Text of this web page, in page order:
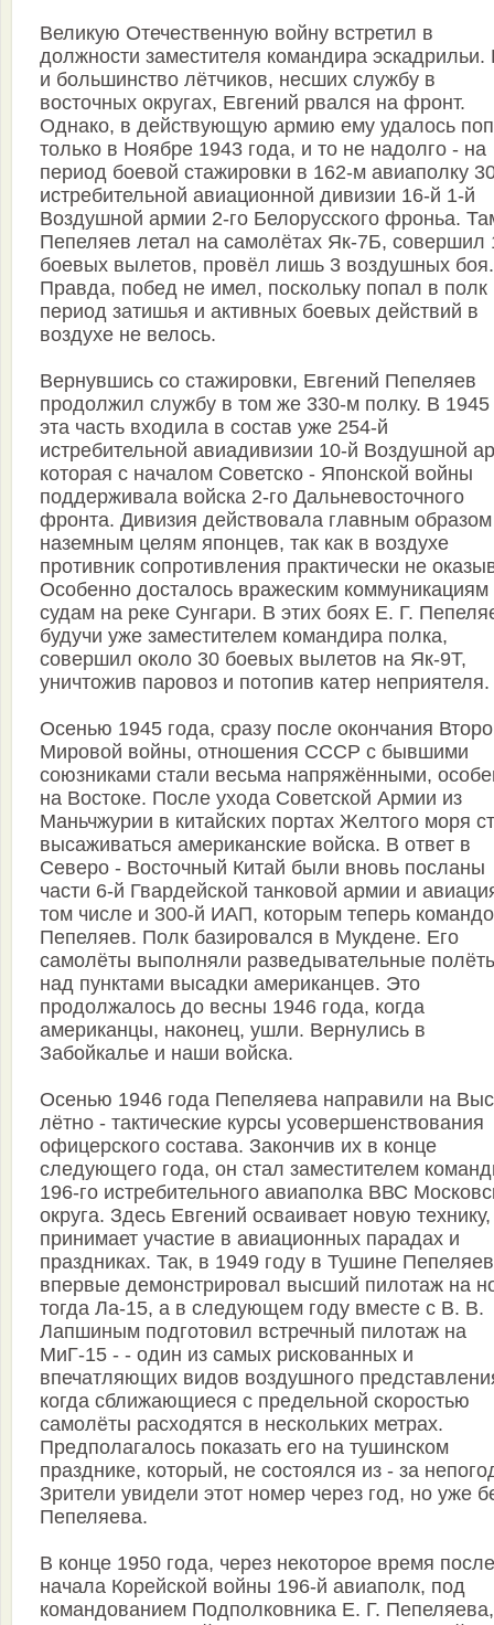
Великую Отечественную войну встретил в
должности заместителя командира эскадрильи.
и большинство лётчиков, несших службу в
восточных округах, Евгений рвался на фронт.
Однако, в действующую армию ему удалось
только в Ноябре 1943 года, и то не надолго - на
период боевой стажировки в 162-м авиаполку
истребительной авиационной дивизии 16-й 1-й
Воздушной армии 2-го Белорусского фроньа.
Пепеляев летал на самолётах Як-7Б, совершил
боевых вылетов, провёл лишь 3 воздушных боя.
Правда, побед не имел, поскольку попал в полк
период затишья и активных боевых действий в
воздухе не велось.
Вернувшись со стажировки, Евгений Пепеляев
продолжил службу в том же 330-м полку. В 1945
эта часть входила в состав уже 254-й
истребительной авиадивизии 10-й Воздушной
которая с началом Советско - Японской войны
поддерживала войска 2-го Дальневосточного
фронта. Дивизия действовала главным
наземным целям японцев, так как в воздухе
противник сопротивления практически не
Особенно досталось вражеским коммуникациям
судам на реке Сунгари. В этих боях Е. Г.
будучи уже заместителем командира полка,
совершил около 30 боевых вылетов на Як-9Т,
уничтожив паровоз и потопив катер неприятеля.
Осенью 1945 года, сразу после окончания
Мировой войны, отношения СССР с бывшими
союзниками стали весьма напряжёнными,
на Востоке. После ухода Советской Армии из
Маньчжурии в китайских портах Желтого моря
высаживаться американские войска. В ответ в
Северо - Восточный Китай были вновь посланы
части 6-й Гвардейской танковой армии и
том числе и 300-й ИАП, которым теперь
Пепеляев. Полк базировался в Мукдене. Его
самолёты выполняли разведывательные
над пунктами высадки американцев. Это
продолжалось до весны 1946 года, когда
американцы, наконец, ушли. Вернулись в
Забойкалье и наши войска.
Осенью 1946 года Пепеляева направили на
лётно - тактические курсы усовершенствования
офицерского состава. Закончив их в конце
следующего года, он стал заместителем
196-го истребительного авиаполка ВВС
округа. Здесь Евгений осваивает новую технику,
принимает участие в авиационных парадах и
праздниках. Так, в 1949 году в Тушине Пепеляев
впервые демонстрировал высший пилотаж на
тогда Ла-15, а в следующем году вместе с В. В.
Лапшиным подготовил встречный пилотаж на
МиГ-15 - - один из самых рискованных и
впечатляющих видов воздушного
когда сближающиеся с предельной скоростью
самолёты расходятся в нескольких метрах.
Предполагалось показать его на тушинском
празднике, который, не состоялся из - за
Зрители увидели этот номер через год, но уже
Пепеляева.
В конце 1950 года, через некоторое время после
начала Корейской войны 196-й авиаполк, под
командованием Подполковника Е. Г. Пепеляева,